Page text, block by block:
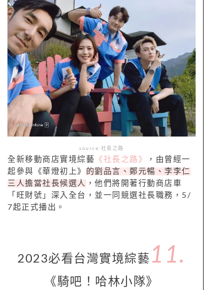
source:社長之路
全新移動商店實境綜藝 《社長之路》
，由曾經一
起參與《華燈初上》
的劉品言、鄭元暢、李李仁
三人擔當社長候選人
，他們將開著行動商店車
「旺財號」深入全台，並一同競選社長職務，5/
7起正式播出。
2023必看台灣實境綜藝 11.
《騎吧！哈林小隊》